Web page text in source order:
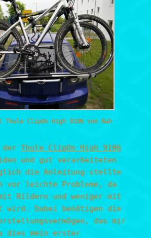
Thule ClipOn High 9106 von Nah
der Thule ClipOn High 9106
und gut verarbeiteten
die Anleitung stellte
vor leichte Probleme, da
Bildern und weniger mit
wird. Dabei benötigen die
das mir
dies mein erster